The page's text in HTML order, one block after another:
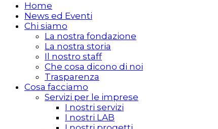
Home
News ed Eventi
Chi siamo
La nostra fondazione
La nostra storia
Il nostro staff
Che cosa dicono di noi
Trasparenza
Cosa facciamo
Servizi per le imprese
I nostri servizi
I nostri LAB